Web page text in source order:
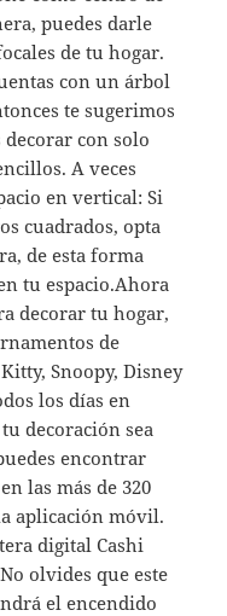
puedes darle
de tu hogar.
con un árbol
te sugerimos
con solo
A veces
en vertical: Si
cuadrados, opta
de esta forma
tu espacio.Ahora
decorar tu hogar,
de
Snoopy, Disney
los días en
decoración sea
encontrar
las más de 320
aplicación móvil.
digital Cashi
olvides que este
el encendido